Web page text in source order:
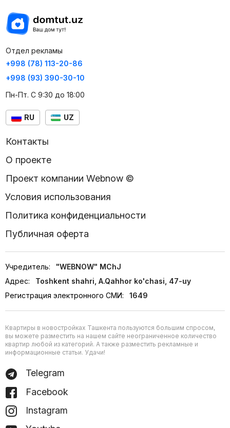
Отдел рекламы
+998 (78) 113-20-86
+998 (93) 390-30-10
Пн-Пт. С 9:30 до 18:00
RU UZ
Контакты
О проекте
Проект компании Webnow ©
Условия использования
Политика конфиденциальности
Публичная оферта
Учредитель:
"WEBNOW" MChJ
Адрес:
Toshkent shahri, A.Qahhor ko'chasi, 47-uy
Регистрация электронного СМИ:
1649
Квартиры в новостройках Ташкента пользуются большим спросом,
вы можете разместить на нашем сайте неограниченное количество
квартир любой из категорий. А также разместить рекламные и
информационные статьи. Удачи!
Telegram
Facebook
Instagram